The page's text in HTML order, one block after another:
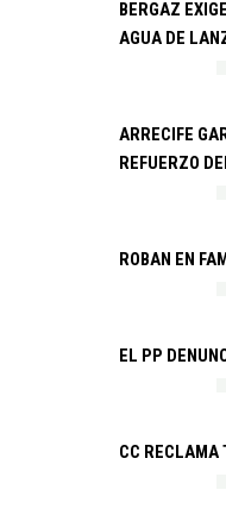
BERGAZ
AGUA DE
ARRECIFE
REFUERZO
ROBAN EN
EL PP
CC RECLAMA